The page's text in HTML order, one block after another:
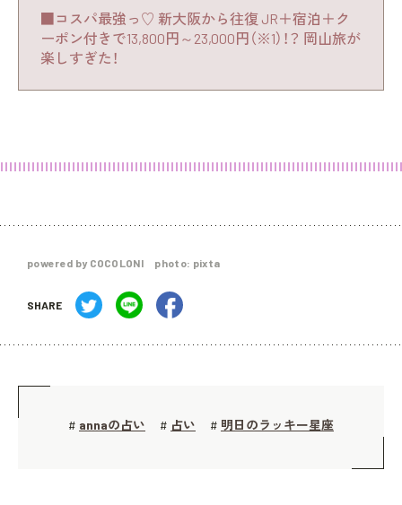
■コスパ最強っ♡ 新大阪から往復 JR＋宿泊＋ク
ーポン付きで13,800円～23,000円（※1）！？ 岡山旅が
楽しすぎた！
powered by COCOLONI photo: pixta
SHARE
# annaの占い # 占い # 明日のラッキー星座